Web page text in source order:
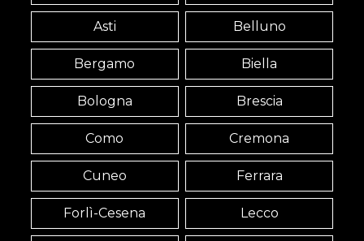
Asti Belluno
Bergamo Biella
Bologna Brescia
Como Cremona
Cuneo Ferrara
Forlì-Cesena Lecco